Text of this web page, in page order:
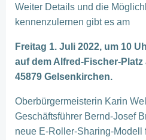
Weiter Details und die
kennenzulernen gibt es am
Freitag 1. Juli 2022, um 10
auf dem Alfred-Fischer-
45879 Gelsenkirchen.
Oberbürgermeisterin Karin
Geschäftsführer Bernd-Josef
neue E-Roller-Sharing-Modell